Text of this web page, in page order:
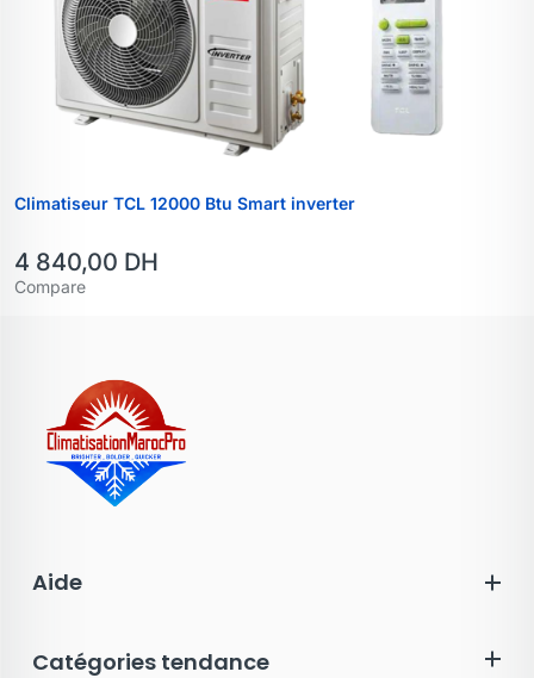
Climatiseur TCL 12000 Btu Smart inverter
4 840,00 DH
Compare
Aide
Catégories tendance